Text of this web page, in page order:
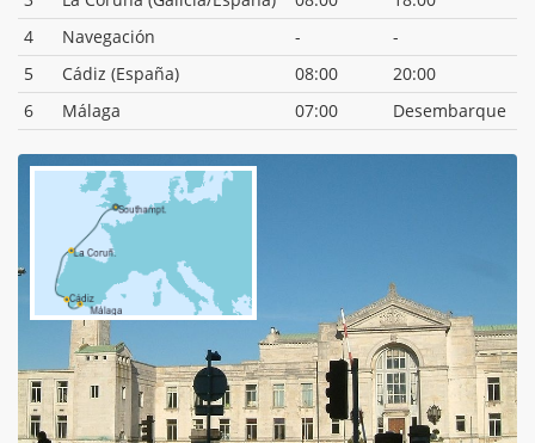
4
Navegación -
-
5
Cádiz (España) 08:00
20:00
6
Málaga 07:00 Desembarque